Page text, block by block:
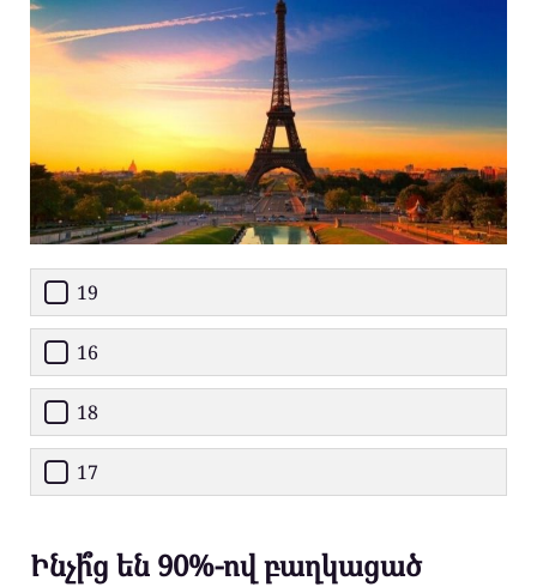
19
16
18
17
Ինչի՞ց են 90%-ով բաղկացած